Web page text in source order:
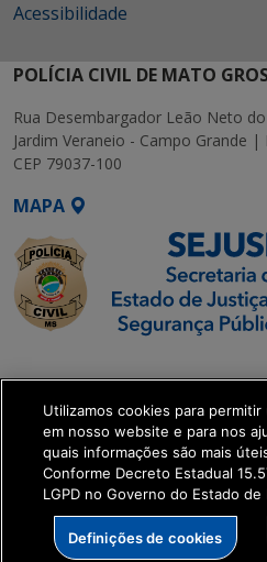
Acessibilidade
POLÍCIA CIVIL DE MATO
Rua Desembargador Leão Neto
Jardim Veraneio - Campo Grande |
CEP 79037-100
MAPA
Transformação Digital
get_footer();
Utilizamos cookies para
em nosso website e para nos
quais informações são mais
Conforme Decreto Estadual
LGPD no Governo do Estado
Definições de cookies